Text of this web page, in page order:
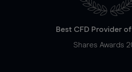
Best CFD Provider
Shares Awards